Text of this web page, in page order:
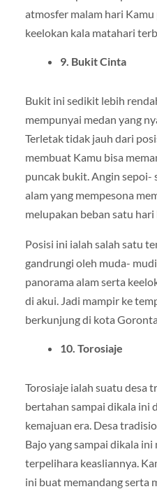
atmosfer malam hari
keelokan kala matahari
9. Bukit Cinta
Bukit ini sedikit lebih
mempunyai medan yang
Terletak tidak jauh dari
membuat Kamu bisa
puncak bukit. Angin sepoi-
alam yang mempesona
melupakan beban satu hari
Posisi ini ialah salah satu
gandrungi oleh muda-
panorama alam serta
di akui. Jadi mampir ke
berkunjung di kota
10. Torosiaje
Torosiaje ialah suatu desa
bertahan sampai dikala ini
kemajuan era. Desa
Bajo yang sampai dikala
terpelihara keasliannya.
ini buat memandang serta